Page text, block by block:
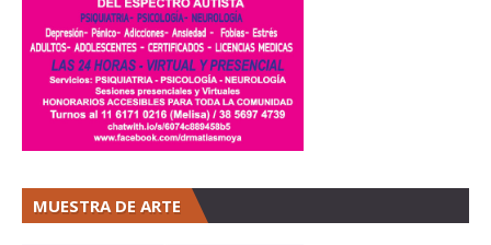
MUESTRA DE ARTE